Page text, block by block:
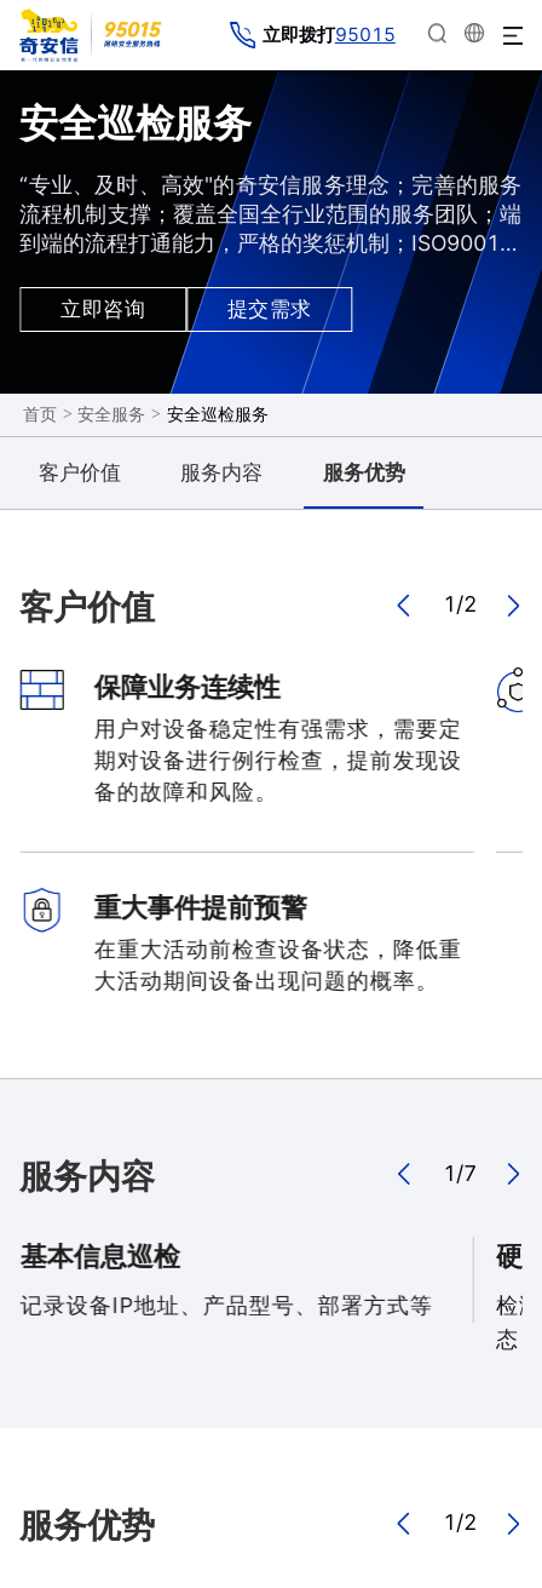
立即拨打95015
安全巡检服务
“专业、及时、高效"的奇安信服务理念；完善的服务
流程机制支撑；覆盖全国全行业范围的服务团队；端
到端的流程打通能力，严格的奖惩机制；ISO9001服
务质量体系认证；客户优先的服务价值观。 为客户
提供原厂专业巡检服务并出具巡检报告，包括现场及
远程两种巡检模式以供客户合理选择，提前发现设备
的潜在故障和风险，规避设备安全隐患。
立即咨询 提交需求
首页 > 安全服务 > 安全巡检服务
客户价值 服务内容 服务优势
客户价值 1/2
保障业务连续性
用户对设备稳定性有强需求，需要定
期对设备进行例行检查，提前发现设
备的故障和风险。
重大事件提前预警
在重大活动前检查设备状态，降低重
大活动期间设备出现问题的概率。
服务内容 1/7
基本信息巡检
记录设备IP地址、产品型号、部署方式等
硬
检
态
服务优势 1/2